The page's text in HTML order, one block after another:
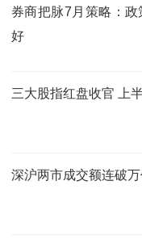
券商把脉7月策略：
好
三大股指红盘收官 上
深沪两市成交额连破